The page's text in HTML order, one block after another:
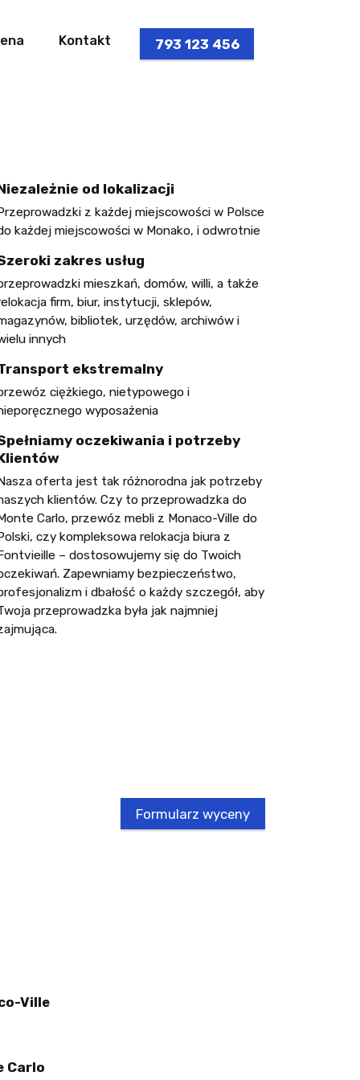
Kontakt 793 123 456
od lokalizacji
Przeprowadzki z każdej miejscowości w Polsce
każdej miejscowości w Monako, i odwrotnie
zakres usług
mieszkań, domów, willi, a także
firm, biur, instytucji, sklepów,
bibliotek, urzędów, archiwów i
innych
ekstremalny
ciężkiego, nietypowego i
wyposażenia
oczekiwania i potrzeby
Nasza oferta jest tak różnorodna jak potrzeby
klientów. Czy to przeprowadzka do
Monte Carlo, przewóz mebli z Monaco-Ville do
Polski, czy kompleksowa relokacja biura z
Fontvieille – dostosowujemy się do Twoich
Zapewniamy bezpieczeństwo,
i dbałość o każdy szczegół, aby
przeprowadzka była jak najmniej
Formularz wyceny
Ville
Carlo